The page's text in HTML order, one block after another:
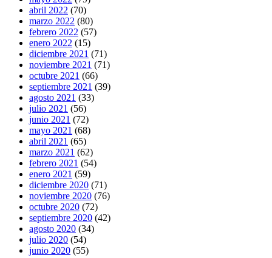
abril 2022 (70)
marzo 2022 (80)
febrero 2022 (57)
enero 2022 (15)
diciembre 2021 (71)
noviembre 2021 (71)
octubre 2021 (66)
septiembre 2021 (39)
agosto 2021 (33)
julio 2021 (56)
junio 2021 (72)
mayo 2021 (68)
abril 2021 (65)
marzo 2021 (62)
febrero 2021 (54)
enero 2021 (59)
diciembre 2020 (71)
noviembre 2020 (76)
octubre 2020 (72)
septiembre 2020 (42)
agosto 2020 (34)
julio 2020 (54)
junio 2020 (55)